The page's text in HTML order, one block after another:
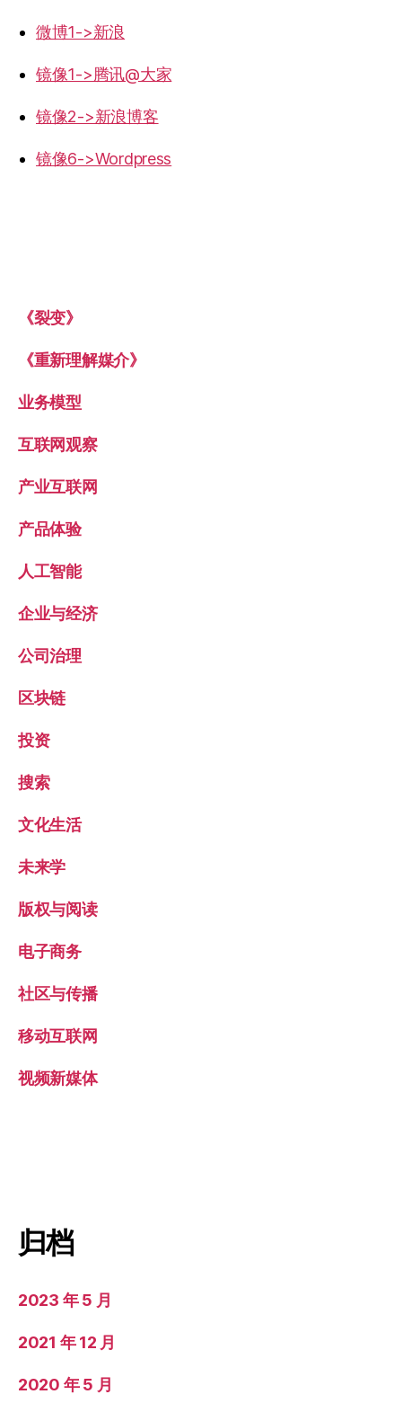
微博1->新浪
镜像1->腾讯@大家
镜像2->新浪博客
镜像6->Wordpress
《裂变》
《重新理解媒介》
业务模型
互联网观察
产业互联网
产品体验
人工智能
企业与经济
公司治理
区块链
投资
搜索
文化生活
未来学
版权与阅读
电子商务
社区与传播
移动互联网
视频新媒体
归档
2023 年 5 月
2021 年 12 月
2020 年 5 月